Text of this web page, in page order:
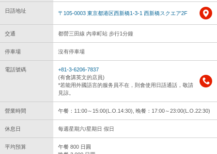
日語地址 〒105-0003 東京都港区西新橋1-3-1 西新橋スクエア2F
交通 都營三田線 內幸町站 步行1分鐘
停車場 沒有停車場
電話號碼
+81-3-6206-7837
(有會講英文的店員)
*若能用外國語言的服务員不在，則會使用日語通話，敬請
見諒。
營業時間 午餐：11:00～15:00(L.O.14:30), 晚餐：17:00～23:00(L.O.22:30)
休息日 每週星期六/星期日 假日
平均預算
午餐 800 日圓